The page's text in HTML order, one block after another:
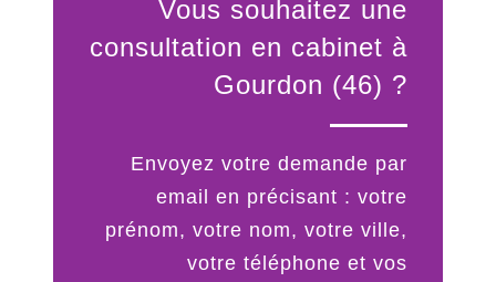
Vous souhaitez une
consultation en cabinet à
Gourdon (46) ?
Envoyez votre demande par
email en précisant : votre
prénom, votre nom, votre ville,
votre téléphone et vos